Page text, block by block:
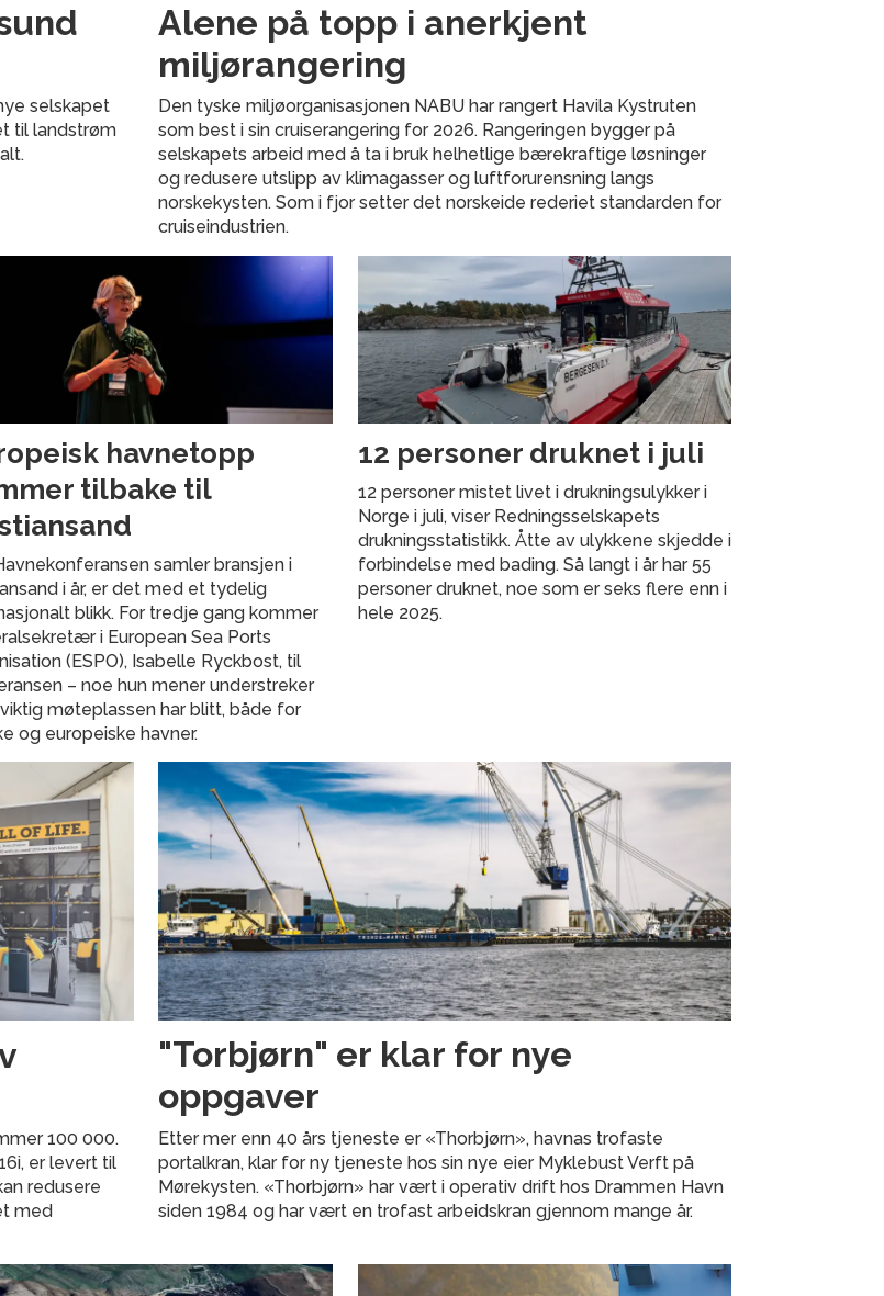
selskapet
til landstrøm
Alene på topp i anerkjent
miljørangering
Den tyske miljøorganisasjonen NABU har rangert Havila Kystruten
som best i sin cruiserangering for 2026. Rangeringen bygger på
selskapets arbeid med å ta i bruk helhetlige bærekraftige løsninger
og redusere utslipp av klimagasser og luftforurensning langs
norskekysten. Som i fjor setter det norskeide rederiet standarden for
cruiseindustrien.
havnetopp
tilbake til
samler bransjen i
i år, er det med et tydelig
blikk. For tredje gang kommer
i European Sea Ports
(ESPO), Isabelle Ryckbost, til
– noe hun mener understreker
møteplassen har blitt, både for
og europeiske havner.
12 personer druknet i juli
12 personer mistet livet i drukningsulykker i
Norge i juli, viser Redningsselskapets
drukningsstatistikk. Åtte av ulykkene skjedde i
forbindelse med bading. Så langt i år har 55
personer druknet, noe som er seks flere enn i
hele 2025.
100 000.
er levert til
redusere
med
"Torbjørn" er klar for nye
oppgaver
Etter mer enn 40 års tjeneste er «Thorbjørn», havnas trofaste
portalkran, klar for ny tjeneste hos sin nye eier Myklebust Verft på
Mørekysten. «Thorbjørn» har vært i operativ drift hos Drammen Havn
siden 1984 og har vært en trofast arbeidskran gjennom mange år.